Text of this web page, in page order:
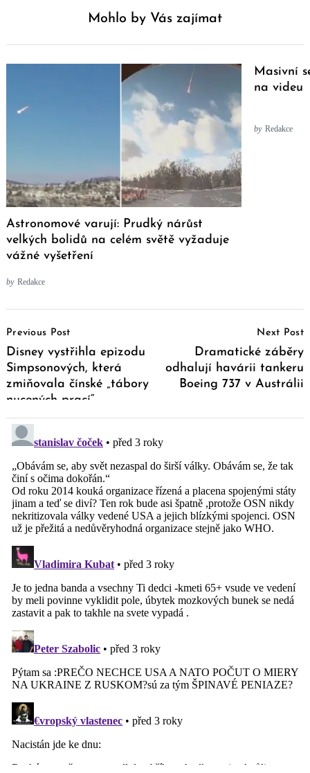
Mohlo by Vás zajímat
Astronomové varují: Prudký nárůst
velkých bolidů na celém světě vyžaduje
vážné vyšetření
by Redakce
Masivní
na videu
by Redakce
Navigation
Previous Post
Disney vystřihla epizodu
Simpsonových, která
zmiňovala čínské „tábory
nucených prací“
Next Post
Dramatické záběry
odhalují havárii tankeru
Boeing 737 v Austrálii